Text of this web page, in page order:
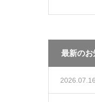
最新のお
2026.07.16